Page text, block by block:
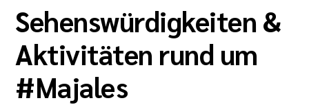
Sehenswürdigkeiten &
Aktivitäten rund um
#Majales